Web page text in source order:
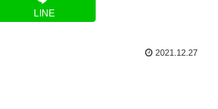
LINE
2021.12.27